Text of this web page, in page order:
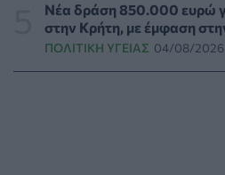
άγρια ζώα από τις φωτιές στη
06/08/2026 - 15:42
Νέα δράση 850.000 ευρώ
στην Κρήτη, με έμφαση
ΠΟΛΙΤΙΚΉ ΥΓΕΊΑΣ 04/08/2026